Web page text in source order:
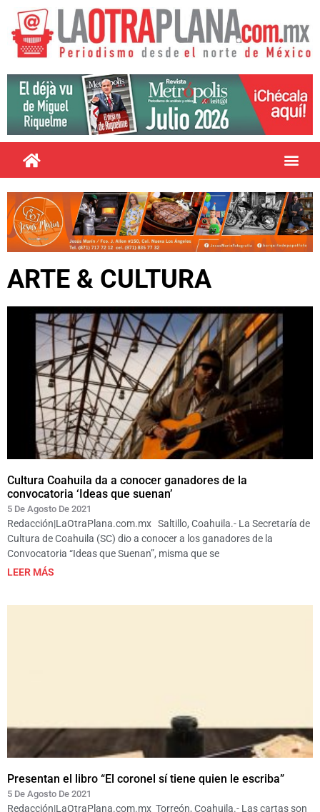
ARTE & CULTURA
Cultura Coahuila da a conocer ganadores de la
convocatoria ‘Ideas que suenan’
5 De Agosto De 2021
Redacción|LaOtraPlana.com.mx Saltillo, Coahuila.- La Secretaría de
Cultura de Coahuila (SC) dio a conocer a los ganadores de la
Convocatoria “Ideas que Suenan”, misma que se
LEER MÁS
Presentan el libro “El coronel sí tiene quien le escriba”
5 De Agosto De 2021
Redacción|LaOtraPlana.com.mx Torreón, Coahuila.- Las cartas son